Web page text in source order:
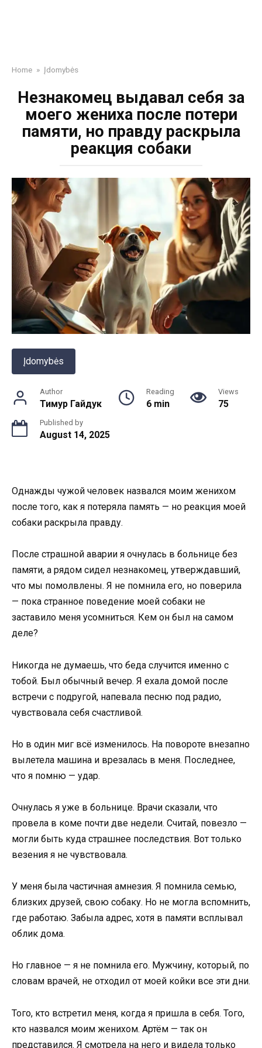
Home » Įdomybės
Незнакомец выдавал себя за
моего жениха после потери
памяти, но правду раскрыла
реакция собаки
Įdomybės
Author
Тимур Гайдук
Reading
6 min
Views
75
Published by
August 14, 2025
Однажды чужой человек назвался моим женихом
после того, как я потеряла память — но реакция моей
собаки раскрыла правду.
После страшной аварии я очнулась в больнице без
памяти, а рядом сидел незнакомец, утверждавший,
что мы помолвлены. Я не помнила его, но поверила
— пока странное поведение моей собаки не
заставило меня усомниться. Кем он был на самом
деле?
Никогда не думаешь, что беда случится именно с
тобой. Был обычный вечер. Я ехала домой после
встречи с подругой, напевала песню под радио,
чувствовала себя счастливой.
Но в один миг всё изменилось. На повороте внезапно
вылетела машина и врезалась в меня. Последнее,
что я помню — удар.
Очнулась я уже в больнице. Врачи сказали, что
провела в коме почти две недели. Считай, повезло —
могли быть куда страшнее последствия. Вот только
везения я не чувствовала.
У меня была частичная амнезия. Я помнила семью,
близких друзей, свою собаку. Но не могла вспомнить,
где работаю. Забыла адрес, хотя в памяти всплывал
облик дома.
Но главное — я не помнила его. Мужчину, который, по
словам врачей, не отходил от моей койки все эти дни.
Того, кто встретил меня, когда я пришла в себя. Того,
кто назвался моим женихом. Артём — так он
представился. Я смотрела на него и видела только